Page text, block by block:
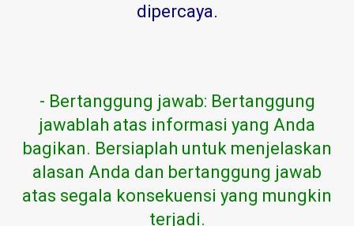
dipercaya.
- Bertanggung jawab: Bertanggung
jawablah atas informasi yang Anda
bagikan. Bersiaplah untuk menjelaskan
alasan Anda dan bertanggung jawab
atas segala konsekuensi yang mungkin
terjadi.